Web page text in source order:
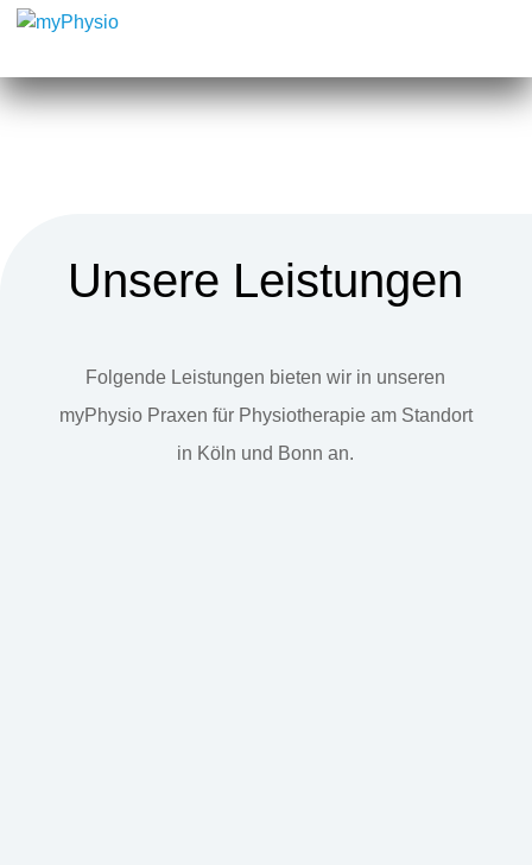
Unsere Leistungen
Folgende Leistungen bieten wir in unseren
myPhysio Praxen für Physiotherapie am Standort
in Köln und Bonn an.